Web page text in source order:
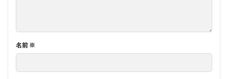
名前 ※